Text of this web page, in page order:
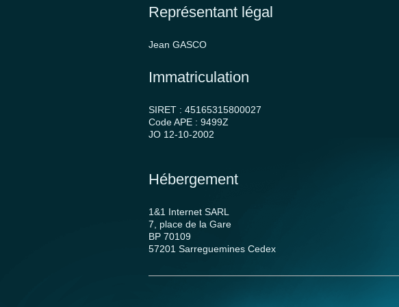
Représentant légal
Jean GASCO
Immatriculation
SIRET : 45165315800027
Code APE : 9499Z
JO 12-10-2002
Hébergement
1&1 Internet SARL
7, place de la Gare
BP 70109
57201 Sarreguemines Cedex